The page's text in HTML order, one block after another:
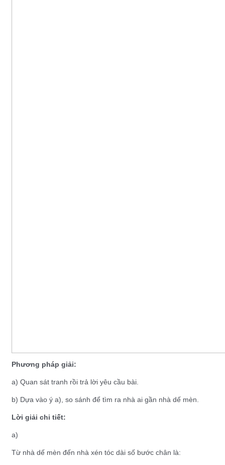
Phương pháp giải:
a) Quan sát tranh rồi trả lời yêu cầu bài.
b) Dựa vào ý a), so sánh để tìm ra nhà ai gần nhà dế mèn.
Lời giải chi tiết:
a)
Từ nhà dế mèn đến nhà xén tóc dài số bước chân là: